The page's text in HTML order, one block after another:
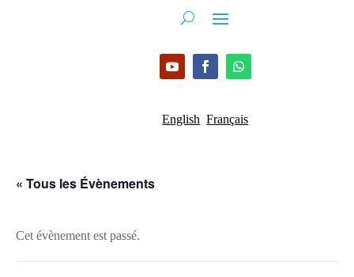
English Français
« Tous les Évènements
Cet évènement est passé.